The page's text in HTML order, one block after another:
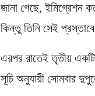
জানা গেছে, ইমিগ্রেশন
কিন্তু তিনি সেই প্রস্তাবে
এরপর রাতেই তৃতীয় একটি
সূচি অনুযায়ী সোমবার